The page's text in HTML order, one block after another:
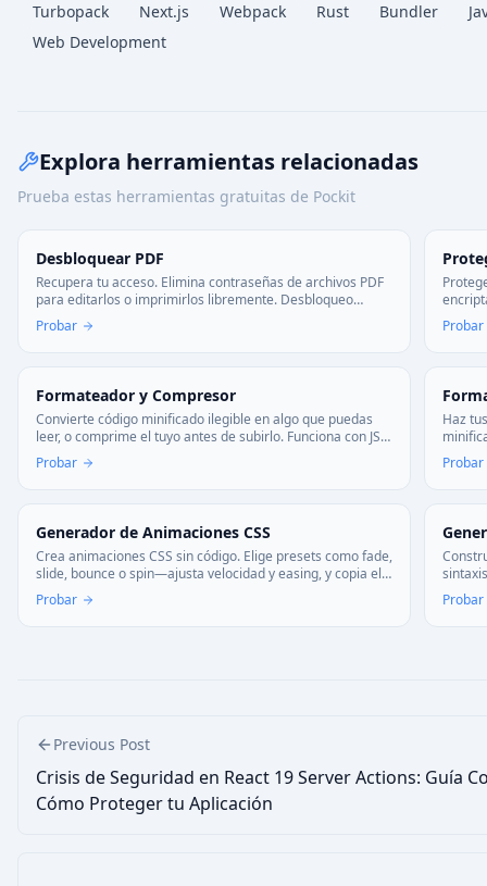
Turbopack Next.js Webpack Rust Bundler
Web Development
Explora herramientas relacionadas
Prueba estas herramientas gratuitas de Pockit
Desbloquear PDF
Recupera tu acceso. Elimina contraseñas de archivos PDF
para editarlos o imprimirlos libremente. Desbloqueo
seguro directamente en tu dispositivo.
Probar
abrir
Probar
Formateador y Compresor
Convierte código minificado ilegible en algo que puedas
leer, o comprime el tuyo antes de subirlo. Funciona con JS,
CSS y HTML—todo en tu navegador, sin subir nada.
Probar
Haz
Probar
Generador de Animaciones CSS
Crea animaciones CSS sin código. Elige presets como fade,
slide, bounce o spin—ajusta velocidad y easing, y copia el
código @keyframes listo para usar.
Probar
limpio.
Probar
Previous Post
Crisis de Seguridad en React 19 Server Actions: Guía
Cómo Proteger tu Aplicación